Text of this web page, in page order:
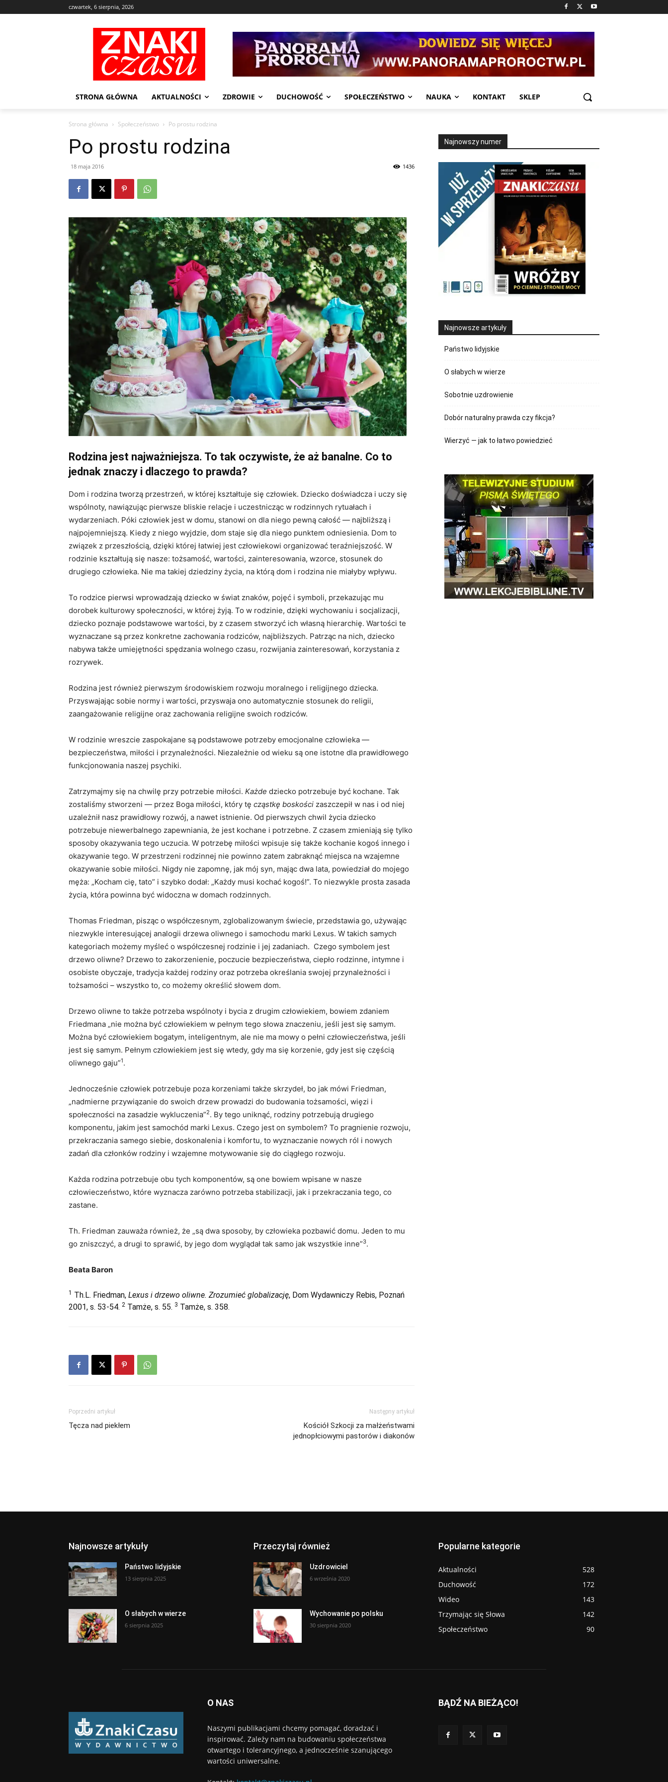
czwartek, 6 sierpnia, 2026
STRONA GŁÓWNA AKTUALNOŚCI ZDROWIE DUCHOWOŚĆ SPOŁECZEŃSTWO NAUKA KONTAKT SKLEP
Strona główna Społeczeństwo Po prostu rodzina
Po prostu rodzina
18 maja 2016 1436
Rodzina jest najważniejsza. To tak oczywiste, że aż banalne. Co to
jednak znaczy i dlaczego to prawda?
Dom i rodzina tworzą przestrzeń, w której kształtuje się człowiek. Dziecko doświadcza i uczy się
wspólnoty, nawiązując pierwsze bliskie relacje i uczestnicząc w rodzinnych rytuałach i
wydarzeniach. Póki człowiek jest w domu, stanowi on dla niego pewną całość — najbliższą i
najpojemniejszą. Kiedy z niego wyjdzie, dom staje się dla niego punktem odniesienia. Dom to
związek z przeszłością, dzięki której łatwiej jest człowiekowi organizować teraźniejszość. W
rodzinie kształtują się nasze: tożsamość, wartości, zainteresowania, wzorce, stosunek do
drugiego człowieka. Nie ma takiej dziedziny życia, na którą dom i rodzina nie miałyby wpływu.
To rodzice pierwsi wprowadzają dziecko w świat znaków, pojęć i symboli, przekazując mu
dorobek kulturowy społeczności, w której żyją. To w rodzinie, dzięki wychowaniu i socjalizacji,
dziecko poznaje podstawowe wartości, by z czasem stworzyć ich własną hierarchię. Wartości te
wyznaczane są przez konkretne zachowania rodziców, najbliższych. Patrząc na nich, dziecko
nabywa także umiejętności spędzania wolnego czasu, rozwijania zainteresowań, korzystania z
rozrywek.
Rodzina jest również pierwszym środowiskiem rozwoju moralnego i religijnego dziecka.
Przyswajając sobie normy i wartości, przyswaja ono automatycznie stosunek do religii,
zaangażowanie religijne oraz zachowania religijne swoich rodziców.
W rodzinie wreszcie zaspokajane są podstawowe potrzeby emocjonalne człowieka —
bezpieczeństwa, miłości i przynależności. Niezależnie od wieku są one istotne dla prawidłowego
funkcjonowania naszej psychiki.
Zatrzymajmy się na chwilę przy potrzebie miłości. Każde dziecko potrzebuje być kochane. Tak
zostaliśmy stworzeni — przez Boga miłości, który tę cząstkę boskości zaszczepił w nas i od niej
uzależnił nasz prawidłowy rozwój, a nawet istnienie. Od pierwszych chwil życia dziecko
potrzebuje niewerbalnego zapewniania, że jest kochane i potrzebne. Z czasem zmieniają się tylko
sposoby okazywania tego uczucia. W potrzebę miłości wpisuje się także kochanie kogoś innego i
okazywanie tego. W przestrzeni rodzinnej nie powinno zatem zabraknąć miejsca na wzajemne
okazywanie sobie miłości. Nigdy nie zapomnę, jak mój syn, mając dwa lata, powiedział do mojego
męża: „Kocham cię, tato” i szybko dodał: „Każdy musi kochać kogoś!”. To niezwykle prosta zasada
życia, która powinna być widoczna w domach rodzinnych.
Thomas Friedman, pisząc o współczesnym, zglobalizowanym świecie, przedstawia go, używając
niezwykle interesującej analogii drzewa oliwnego i samochodu marki Lexus. W takich samych
kategoriach możemy myśleć o współczesnej rodzinie i jej zadaniach. Czego symbolem jest
drzewo oliwne? Drzewo to zakorzenienie, poczucie bezpieczeństwa, ciepło rodzinne, intymne i
osobiste obyczaje, tradycja każdej rodziny oraz potrzeba określania swojej przynależności i
tożsamości – wszystko to, co możemy określić słowem dom.
Drzewo oliwne to także potrzeba wspólnoty i bycia z drugim człowiekiem, bowiem zdaniem
Friedmana „nie można być człowiekiem w pełnym tego słowa znaczeniu, jeśli jest się samym.
Można być człowiekiem bogatym, inteligentnym, ale nie ma mowy o pełni człowieczeństwa, jeśli
jest się samym. Pełnym człowiekiem jest się wtedy, gdy ma się korzenie, gdy jest się częścią
oliwnego gaju”1.
Jednocześnie człowiek potrzebuje poza korzeniami także skrzydeł, bo jak mówi Friedman,
„nadmierne przywiązanie do swoich drzew prowadzi do budowania tożsamości, więzi i
społeczności na zasadzie wykluczenia”2. By tego uniknąć, rodziny potrzebują drugiego
komponentu, jakim jest samochód marki Lexus. Czego jest on symbolem? To pragnienie rozwoju,
przekraczania samego siebie, doskonalenia i komfortu, to wyznaczanie nowych ról i nowych
zadań dla członków rodziny i wzajemne motywowanie się do ciągłego rozwoju.
Każda rodzina potrzebuje obu tych komponentów, są one bowiem wpisane w nasze
człowieczeństwo, które wyznacza zarówno potrzeba stabilizacji, jak i przekraczania tego, co
zastane.
Th. Friedman zauważa również, że „są dwa sposoby, by człowieka pozbawić domu. Jeden to mu
go zniszczyć, a drugi to sprawić, by jego dom wyglądał tak samo jak wszystkie inne”3.
Beata Baron
1 Th.L. Friedman, Lexus i drzewo oliwne. Zrozumieć globalizację, Dom Wydawniczy Rebis, Poznań
2001, s. 53-54. 2 Tamże, s. 55. 3 Tamże, s. 358.
Poprzedni artykuł
Tęcza nad piekłem
Następny artykuł
Kościół Szkocji za małżeństwami
jednopłciowymi pastorów i diakonów
Najnowszy numer
Najnowsze artykuły
Państwo lidyjskie
O słabych w wierze
Sobotnie uzdrowienie
Dobór naturalny prawda czy fikcja?
Wierzyć — jak to łatwo powiedzieć
Najnowsze artykuły
Państwo lidyjskie
13 sierpnia 2025
O słabych w wierze
6 sierpnia 2025
Przeczytaj również
Uzdrowiciel
6 września 2020
Wychowanie po polsku
30 sierpnia 2020
Popularne kategorie
Aktualności
528
Duchowość
172
Wideo
143
Trzymając się Słowa
142
Społeczeństwo
90
O NAS
Naszymi publikacjami chcemy pomagać, doradzać i
inspirować. Zależy nam na budowaniu społeczeństwa
otwartego i tolerancyjnego, a jednocześnie szanującego
wartości uniwersalne.
BĄDŹ NA BIEŻĄCO!